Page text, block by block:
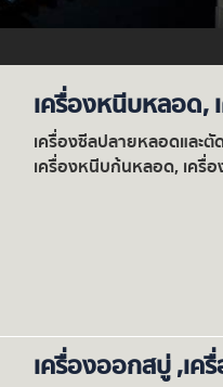
เครื่องหนีบหลอด,
เครื่องซีลปลายหลอดและ
เครื่องหนีบก้นหลอด, เครื่
เครื่องออกสบู่ ,เค